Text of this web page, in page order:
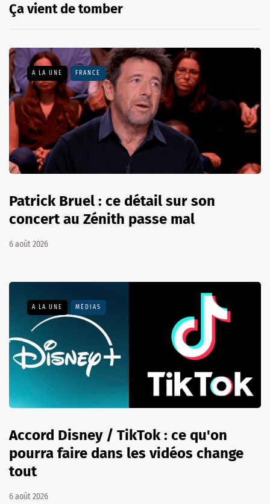
Ça vient de tomber
A LA UNE FRANCE
Patrick Bruel : ce détail sur son
concert au Zénith passe mal
6 août 2026
A LA UNE MÉDIAS
Accord Disney / TikTok : ce qu'on
pourra faire dans les vidéos change
tout
6 août 2026